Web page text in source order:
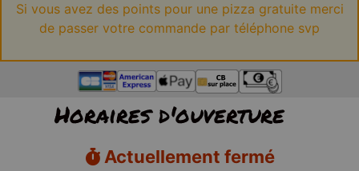
Si vous avez des points pour une pizza gratuite merci
de passer votre commande par téléphone svp
Horaires d'ouverture
Actuellement fermé